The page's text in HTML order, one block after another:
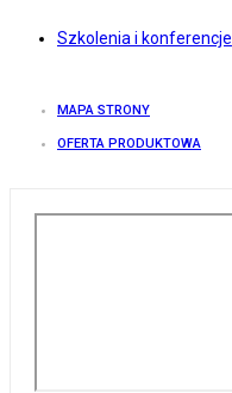
Szkolenia i konferencje
MAPA STRONY
OFERTA PRODUKTOWA